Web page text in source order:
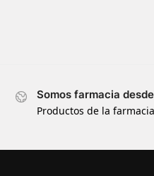
Somos farmacia
Productos de la